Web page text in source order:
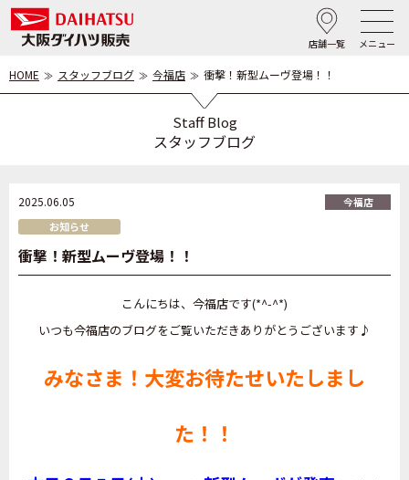
店舗一覧 メニュー
HOME スタッフブログ 今福店 衝撃！新型ムーヴ登場！！
Staff Blog
スタッフブログ
2025.06.05
今福店
お知らせ
衝撃！新型ムーヴ登場！！
こんにちは、今福店です(*^-^*)
いつも今福店のブログをご覧いただきありがとうございます♪
みなさま！大変お待たせいたしまし
た！！